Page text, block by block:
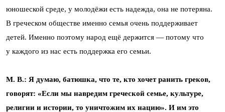
юношеской среде, у молодёжи есть надежда, она не потеряна.
В греческом обществе именно семья очень поддерживает
детей. Именно поэтому народ ещё держится — потому что
у каждого из нас есть поддержка его семьи.
М. В.: Я думаю, батюшка, что те, кто хочет ранить греков,
говорят: «Если мы навредим греческой семье, культуре,
религии и истории, то уничтожим их нацию». И им это